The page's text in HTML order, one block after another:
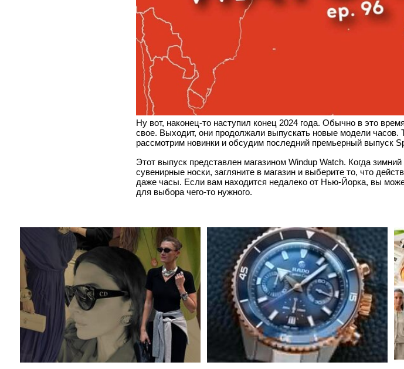
Ну вот, наконец-то наступил конец 2024 года. Обычно в это
свое. Выходит, они продолжали выпускать новые модели
рассмотрим новинки и обсудим последний премьерный выпуск
Этот выпуск представлен магазином Windup Watch. Когда
сувенирные носки, загляните в магазин и выберите то, что
даже часы. Если вам находится недалеко от Нью-Йорка, вы
для выбора чего-то нужного.